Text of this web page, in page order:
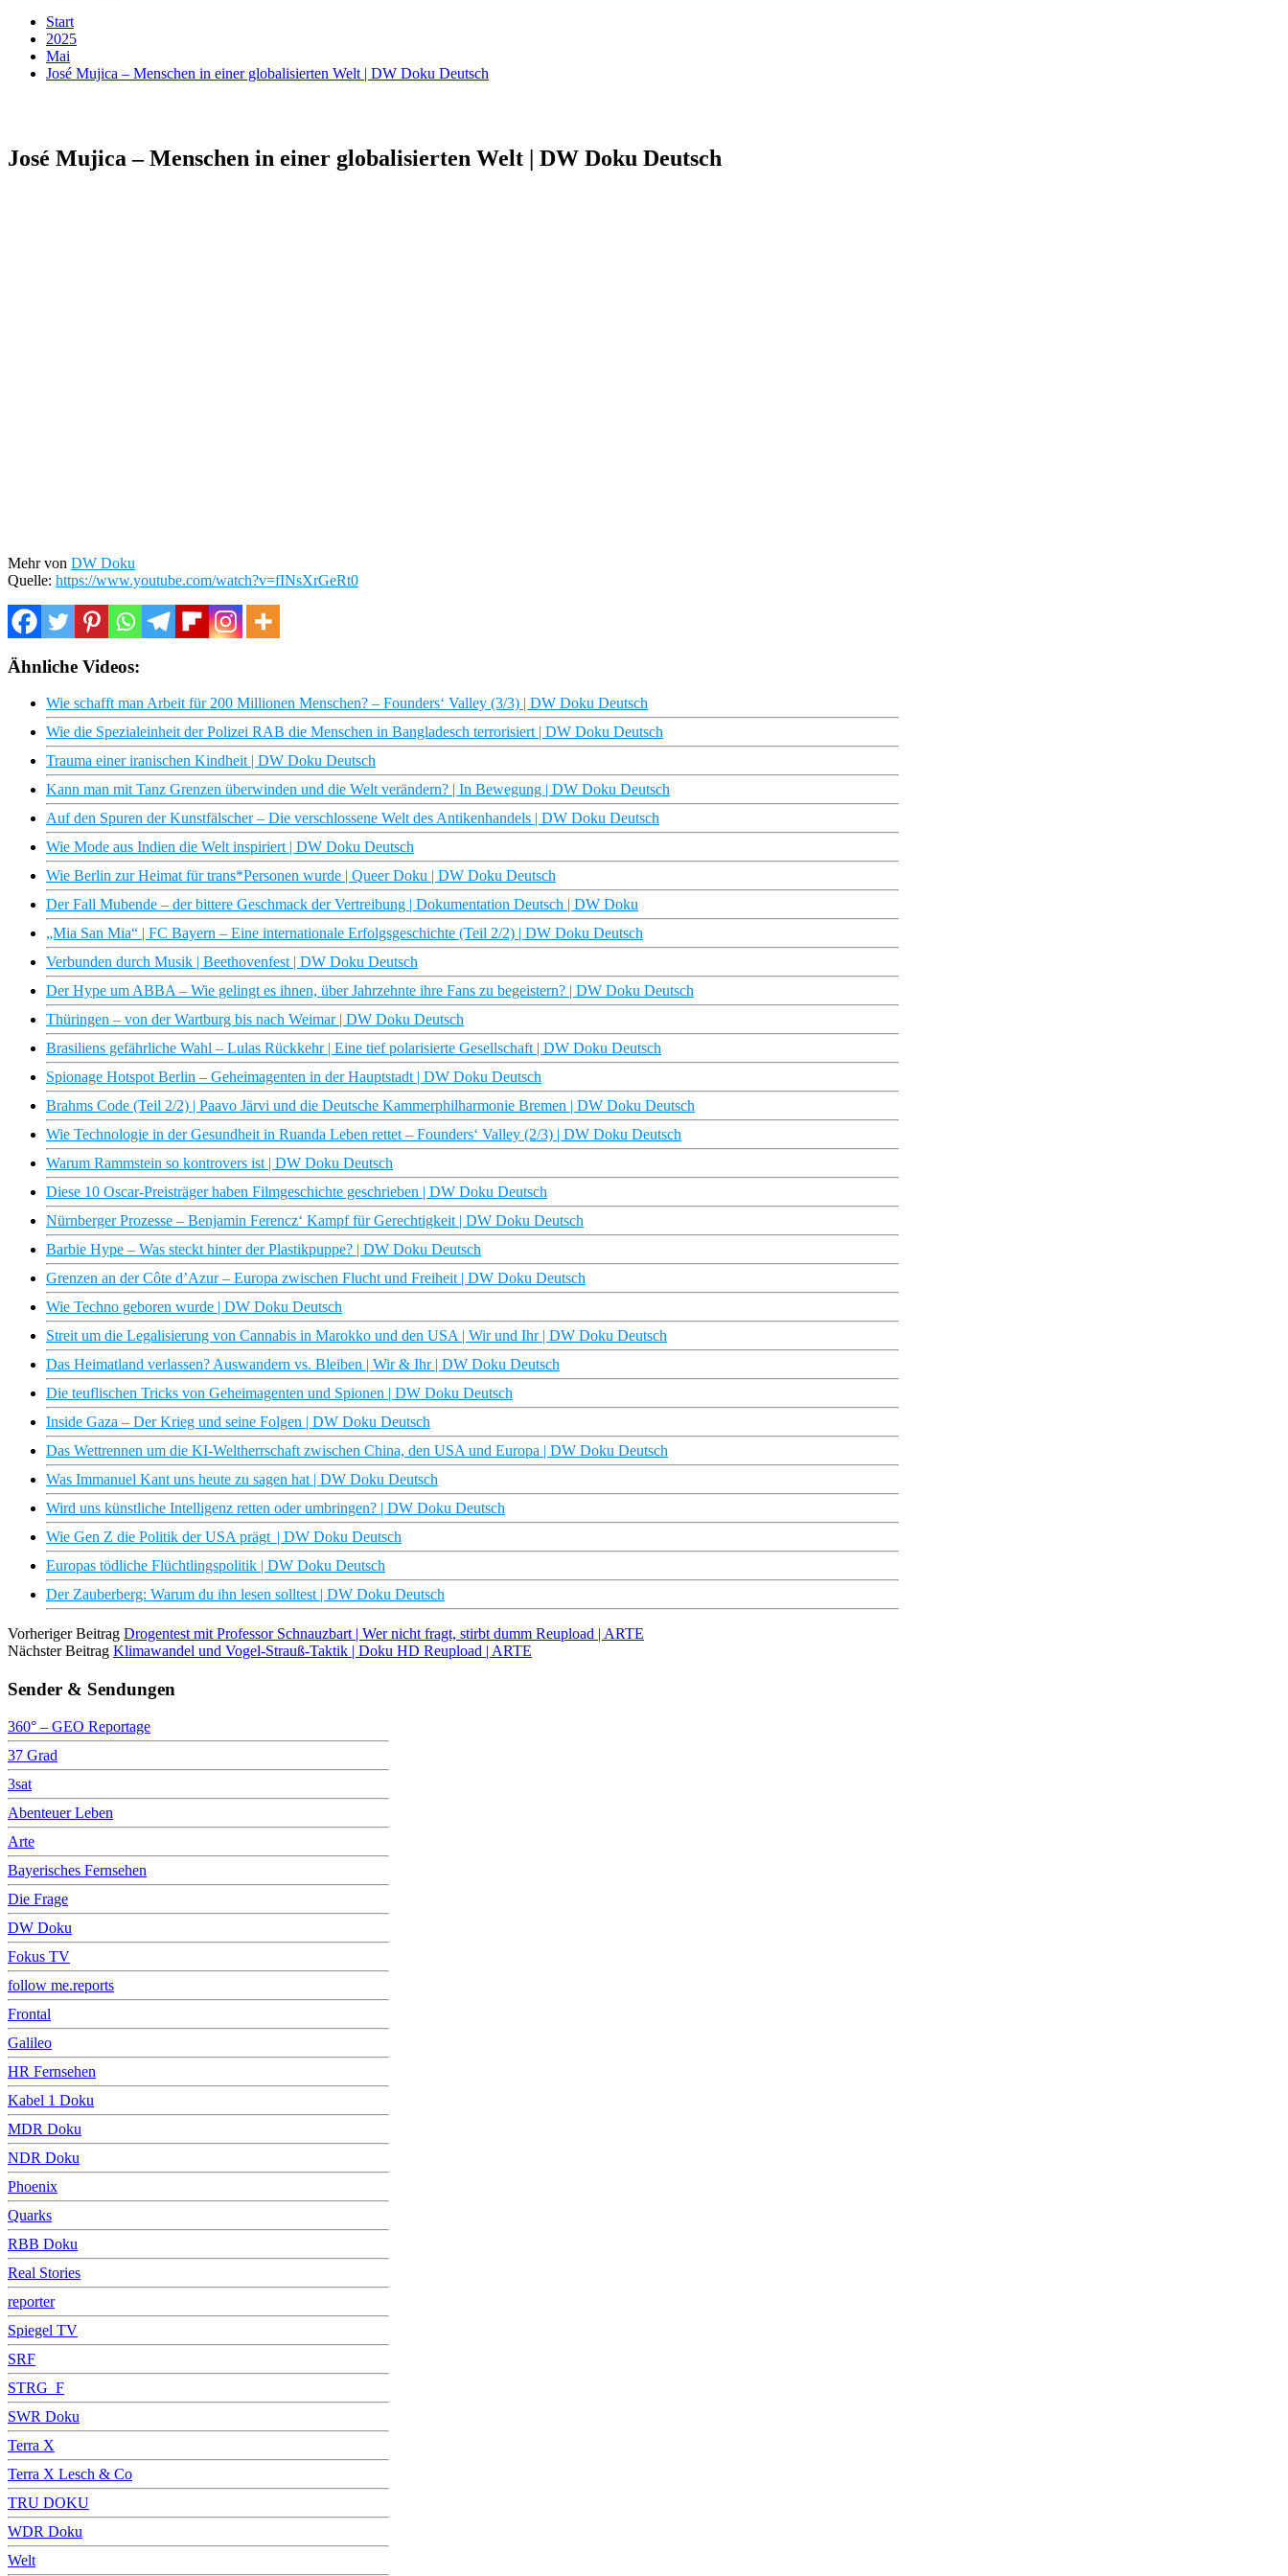
Start
2025
Mai
José Mujica – Menschen in einer globalisierten Welt | DW Doku Deutsch
José Mujica – Menschen in einer globalisierten Welt | DW Doku Deutsch
Mehr von DW Doku
Quelle: https://www.youtube.com/watch?v=fINsXrGeRt0
Ähnliche Videos:
Wie schafft man Arbeit für 200 Millionen Menschen? – Founders‘ Valley (3/3) | DW Doku Deutsch
Wie die Spezialeinheit der Polizei RAB die Menschen in Bangladesch terrorisiert | DW Doku Deutsch
Trauma einer iranischen Kindheit | DW Doku Deutsch
Kann man mit Tanz Grenzen überwinden und die Welt verändern? | In Bewegung | DW Doku Deutsch
Auf den Spuren der Kunstfälscher – Die verschlossene Welt des Antikenhandels | DW Doku Deutsch
Wie Mode aus Indien die Welt inspiriert | DW Doku Deutsch
Wie Berlin zur Heimat für trans*Personen wurde | Queer Doku | DW Doku Deutsch
Der Fall Mubende – der bittere Geschmack der Vertreibung | Dokumentation Deutsch | DW Doku
„Mia San Mia“ | FC Bayern – Eine internationale Erfolgsgeschichte (Teil 2/2) | DW Doku Deutsch
Verbunden durch Musik | Beethovenfest | DW Doku Deutsch
Der Hype um ABBA – Wie gelingt es ihnen, über Jahrzehnte ihre Fans zu begeistern? | DW Doku Deutsch
Thüringen – von der Wartburg bis nach Weimar | DW Doku Deutsch
Brasiliens gefährliche Wahl – Lulas Rückkehr | Eine tief polarisierte Gesellschaft | DW Doku Deutsch
Spionage Hotspot Berlin – Geheimagenten in der Hauptstadt | DW Doku Deutsch
Brahms Code (Teil 2/2) | Paavo Järvi und die Deutsche Kammerphilharmonie Bremen | DW Doku Deutsch
Wie Technologie in der Gesundheit in Ruanda Leben rettet – Founders‘ Valley (2/3) | DW Doku Deutsch
Warum Rammstein so kontrovers ist | DW Doku Deutsch
Diese 10 Oscar-Preisträger haben Filmgeschichte geschrieben | DW Doku Deutsch
Nürnberger Prozesse – Benjamin Ferencz‘ Kampf für Gerechtigkeit | DW Doku Deutsch
Barbie Hype – Was steckt hinter der Plastikpuppe? | DW Doku Deutsch
Grenzen an der Côte d’Azur – Europa zwischen Flucht und Freiheit | DW Doku Deutsch
Wie Techno geboren wurde | DW Doku Deutsch
Streit um die Legalisierung von Cannabis in Marokko und den USA | Wir und Ihr | DW Doku Deutsch
Das Heimatland verlassen? Auswandern vs. Bleiben | Wir & Ihr | DW Doku Deutsch
Die teuflischen Tricks von Geheimagenten und Spionen | DW Doku Deutsch
Inside Gaza – Der Krieg und seine Folgen | DW Doku Deutsch
Das Wettrennen um die KI-Weltherrschaft zwischen China, den USA und Europa | DW Doku Deutsch
Was Immanuel Kant uns heute zu sagen hat | DW Doku Deutsch
Wird uns künstliche Intelligenz retten oder umbringen? | DW Doku Deutsch
Wie Gen Z die Politik der USA prägt | DW Doku Deutsch
Europas tödliche Flüchtlingspolitik | DW Doku Deutsch
Der Zauberberg: Warum du ihn lesen solltest | DW Doku Deutsch
Vorheriger Beitrag Drogentest mit Professor Schnauzbart | Wer nicht fragt, stirbt dumm Reupload | ARTE
Nächster Beitrag Klimawandel und Vogel-Strauß-Taktik | Doku HD Reupload | ARTE
Sender & Sendungen
360° – GEO Reportage
37 Grad
3sat
Abenteuer Leben
Arte
Bayerisches Fernsehen
Die Frage
DW Doku
Fokus TV
follow me.reports
Frontal
Galileo
HR Fernsehen
Kabel 1 Doku
MDR Doku
NDR Doku
Phoenix
Quarks
RBB Doku
Real Stories
reporter
Spiegel TV
SRF
STRG_F
SWR Doku
Terra X
Terra X Lesch & Co
TRU DOKU
WDR Doku
Welt